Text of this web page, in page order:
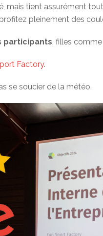
mais tient assurément
pleinement des
participants, filles
Factory.
se soucier de la météo.